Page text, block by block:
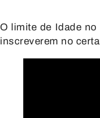
O limite de Idade
inscreverem no